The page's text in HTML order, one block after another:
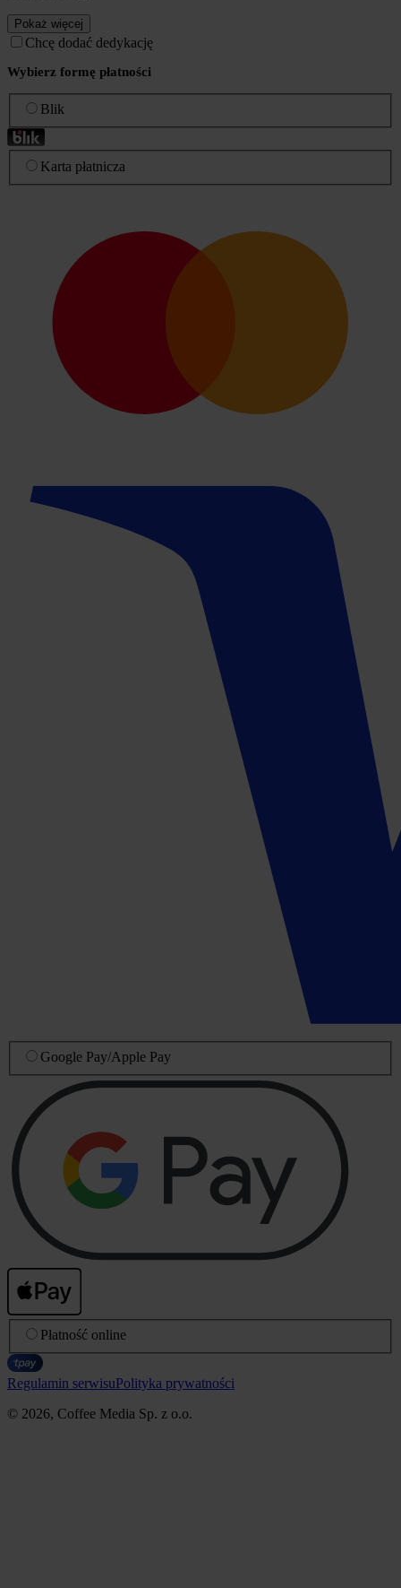
Pokaż więcej
Chcę dodać dedykację
Wybierz formę płatności
Blik
Karta płatnicza
Google Pay/Apple Pay
Płatność online
Regulamin serwisuPolityka prywatności
© 2026, Coffee Media Sp. z o.o.